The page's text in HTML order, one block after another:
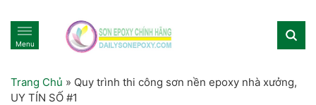
Menu
Trang Chủ » Quy trình thi công sơn nền epoxy nhà xưởng,
UY TÍN SỐ #1